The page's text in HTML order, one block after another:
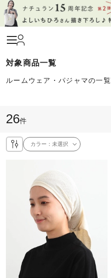
ルームウェア・パジャマの一覧
26件
カラー：未選択